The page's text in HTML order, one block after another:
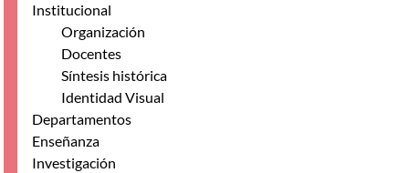
Institucional
Organización
Docentes
Síntesis histórica
Identidad Visual
Departamentos
Enseñanza
Investigación